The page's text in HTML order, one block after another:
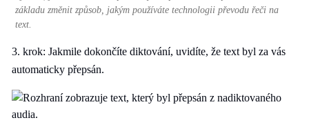
základu změnit způsob, jakým používáte technologii převodu řeči na
text.
3. krok: Jakmile dokončíte diktování, uvidíte, že text byl za vás
automaticky přepsán.